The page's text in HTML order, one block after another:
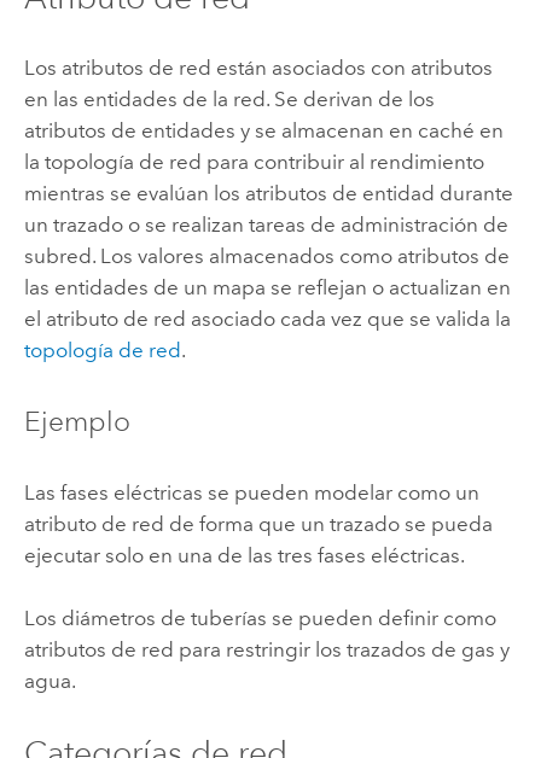
Los atributos de red están asociados con atributos
en las entidades de la red. Se derivan de los
atributos de entidades y se almacenan en caché en
la topología de red para contribuir al rendimiento
mientras se evalúan los atributos de entidad durante
un trazado o se realizan tareas de administración de
subred. Los valores almacenados como atributos de
las entidades de un mapa se reflejan o actualizan en
el atributo de red asociado cada vez que se valida la
topología de red.
Ejemplo
Las fases eléctricas se pueden modelar como un
atributo de red de forma que un trazado se pueda
ejecutar solo en una de las tres fases eléctricas.
Los diámetros de tuberías se pueden definir como
atributos de red para restringir los trazados de gas y
agua.